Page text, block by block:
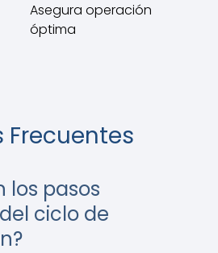
Asegura operación
óptima
Frecuentes
los pasos
ciclo de